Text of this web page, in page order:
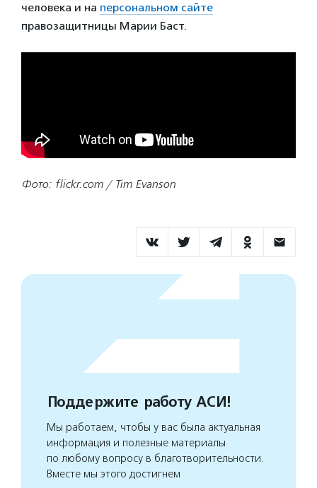
человека и на персональном сайте
правозащитницы Марии Баст.
Фото: flickr.com / Tim Evanson
Поддержите работу АСИ!
Мы работаем, чтобы у вас была актуальная
информация и полезные материалы
по любому вопросу в благотворительности.
Вместе мы этого достигнем